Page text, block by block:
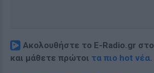
Ακολουθήστε το E-Radio.gr στο
και μάθετε πρώτοι τα πιο hot νέα.